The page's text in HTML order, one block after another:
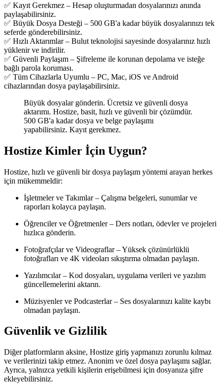
✅ Kayıt Gerekmez – Hesap oluşturmadan dosyalarınızı anında
paylaşabilirsiniz.
✅ Büyük Dosya Desteği – 500 GB'a kadar büyük dosyalarınızı tek
seferde gönderebilirsiniz.
✅ Hızlı Aktarımlar– Bulut teknolojisi sayesinde dosyalarınız hızlı
yüklenir ve indirilir.
✅ Güvenli Paylaşım – Şifreleme ile korunan depolama ve isteğe
bağlı parola koruması.
✅ Tüm Cihazlarla Uyumlu – PC, Mac, iOS ve Android
cihazlarından dosya paylaşabilirsiniz.
Büyük dosyalar gönderin. Ücretsiz ve güvenli dosya
aktarımı. Hostize, basit, hızlı ve güvenli bir çözümdür.
500 GB'a kadar dosya ve belge paylaşımı
yapabilirsiniz. Kayıt gerekmez.
Hostize Kimler İçin Uygun?
Hostize, hızlı ve güvenli bir dosya paylaşım yöntemi arayan herkes
için mükemmeldir:
İşletmeler ve Takımlar– Çalışma belgeleri, sunumlar ve
raporları kolayca paylaşın.
Öğrenciler ve Öğretmenler– Ders notları, ödevler ve projeleri
hızlıca gönderin.
Fotoğrafçılar ve Videograflar– Yüksek çözünürlüklü
fotoğrafları ve 4K videoları sıkıştırma olmadan paylaşın.
Yazılımcılar– Kod dosyaları, uygulama verileri ve yazılım
güncellemelerini aktarın.
Müzisyenler ve Podcasterlar– Ses dosyalarınızı kalite kaybı
olmadan paylaşın.
Güvenlik ve Gizlilik
Diğer platformların aksine, Hostize giriş yapmanızı zorunlu kılmaz
ve verilerinizi takip etmez. Anonim ve özel dosya paylaşımı sağlar.
Ayrıca, yalnızca yetkili kişilerin erişebilmesi için dosyanıza şifre
ekleyebilirsiniz.